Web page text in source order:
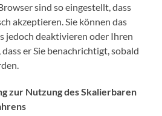
sind so eingestellt, dass
akzeptieren. Sie können das
jedoch deaktivieren oder Ihren
er Sie benachrichtigt, sobald
zur Nutzung des Skalierbaren